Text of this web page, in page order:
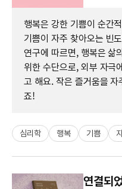
행복은 강한 기쁨이 순간
기쁨이 자주 찾아오는 빈
연구에 따르면, 행복은 삶
위한 수단으로, 외부 자극
고 해요. 작은 즐거움을 자
죠!
심리학 행복 기쁨
연결되